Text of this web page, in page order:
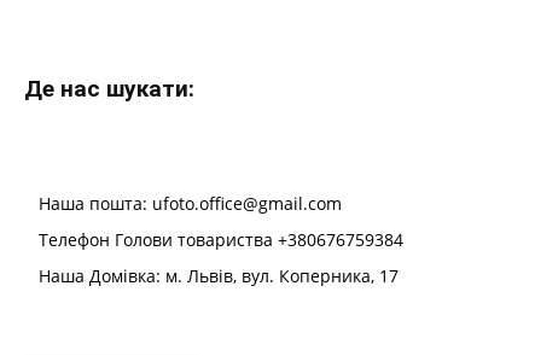
Де нас шукати:
Наша пошта: ufoto.office@gmail.com
Телефон Голови товариства +380676759384
Наша Домівка: м. Львів, вул. Коперника, 17